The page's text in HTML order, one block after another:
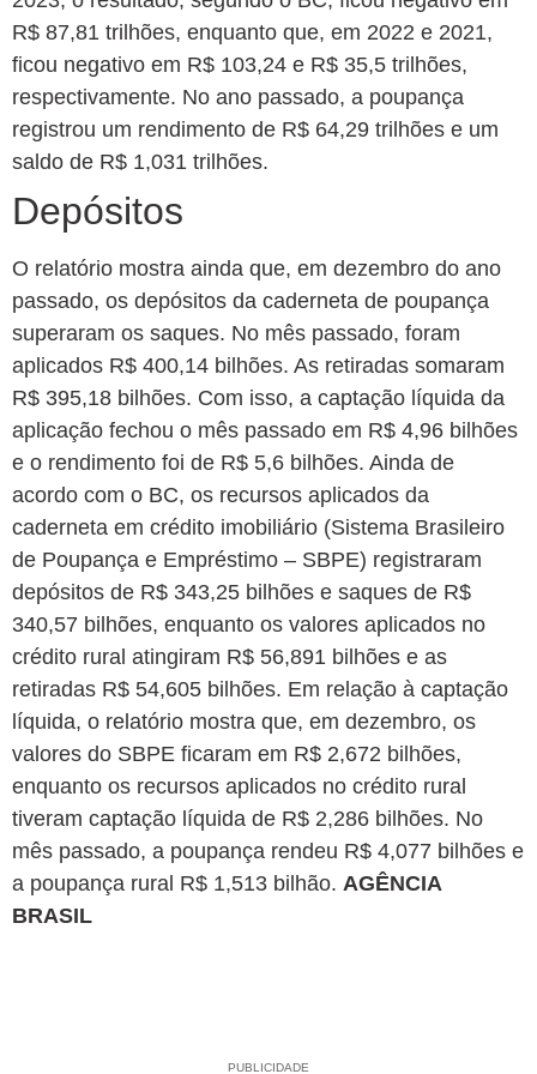
R$ 87,81 trilhões, enquanto que, em 2022 e 2021,
ficou negativo em R$ 103,24 e R$ 35,5 trilhões,
respectivamente. No ano passado, a poupança
registrou um rendimento de R$ 64,29 trilhões e um
saldo de R$ 1,031 trilhões.
Depósitos
O relatório mostra ainda que, em dezembro do ano
passado, os depósitos da caderneta de poupança
superaram os saques. No mês passado, foram
aplicados R$ 400,14 bilhões. As retiradas somaram
R$ 395,18 bilhões. Com isso, a captação líquida da
aplicação fechou o mês passado em R$ 4,96 bilhões
e o rendimento foi de R$ 5,6 bilhões. Ainda de
acordo com o BC, os recursos aplicados da
caderneta em crédito imobiliário (Sistema Brasileiro
de Poupança e Empréstimo – SBPE) registraram
depósitos de R$ 343,25 bilhões e saques de R$
340,57 bilhões, enquanto os valores aplicados no
crédito rural atingiram R$ 56,891 bilhões e as
retiradas R$ 54,605 bilhões. Em relação à captação
líquida, o relatório mostra que, em dezembro, os
valores do SBPE ficaram em R$ 2,672 bilhões,
enquanto os recursos aplicados no crédito rural
tiveram captação líquida de R$ 2,286 bilhões. No
mês passado, a poupança rendeu R$ 4,077 bilhões e
a poupança rural R$ 1,513 bilhão. AGÊNCIA
BRASIL
PUBLICIDADE